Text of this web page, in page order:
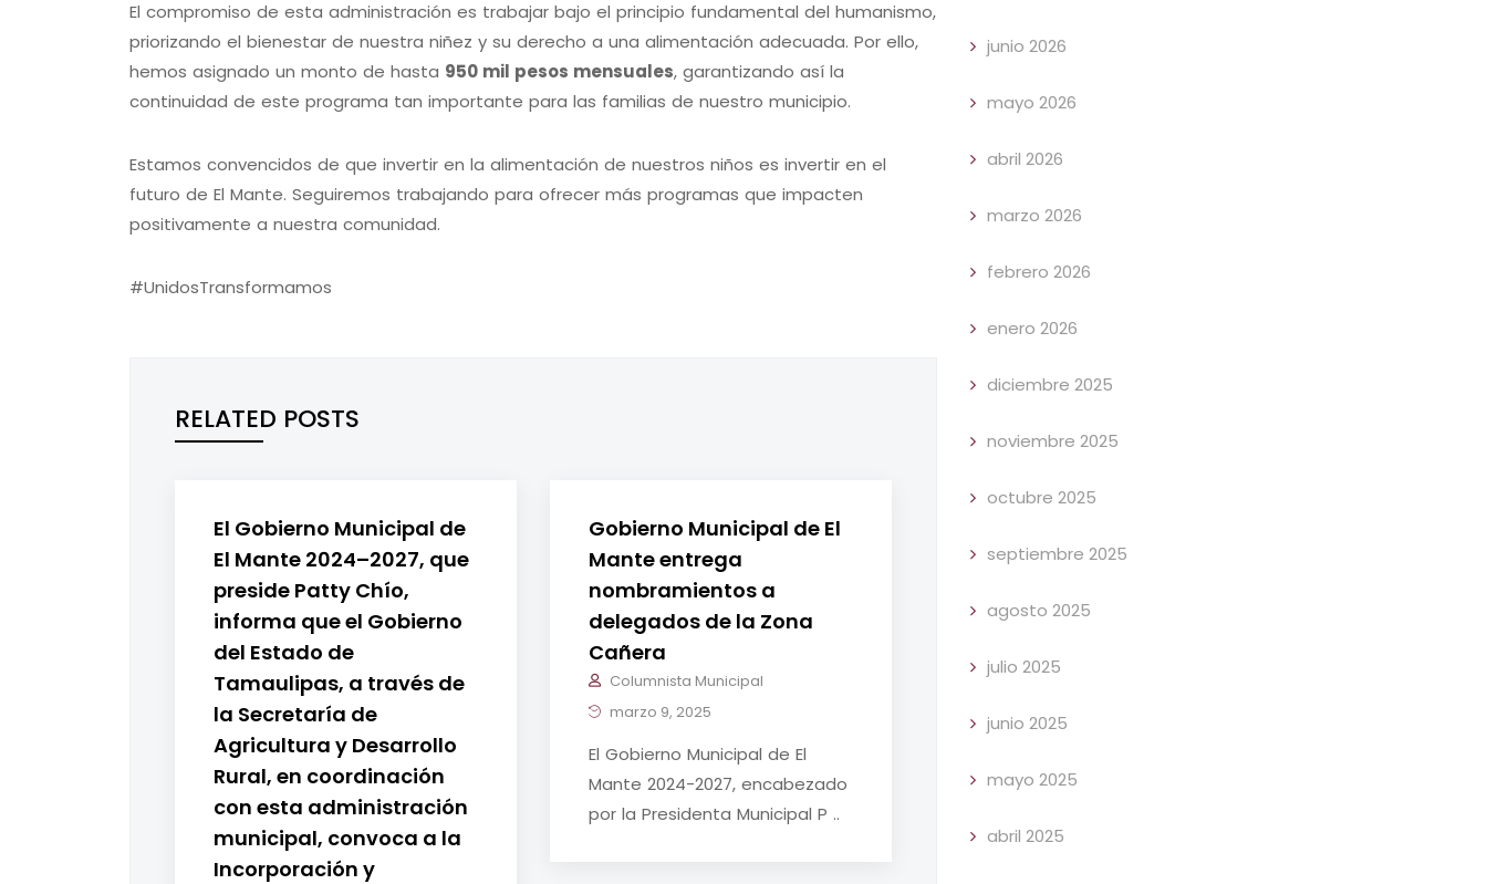
El compromiso de esta administración es trabajar bajo el principio fundamental del humanismo,
priorizando el bienestar de nuestra niñez y su derecho a una alimentación adecuada. Por ello,
hemos asignado un monto de hasta 950 mil pesos mensuales, garantizando así la
continuidad de este programa tan importante para las familias de nuestro municipio.
Estamos convencidos de que invertir en la alimentación de nuestros niños es invertir en el
futuro de El Mante. Seguiremos trabajando para ofrecer más programas que impacten
positivamente a nuestra comunidad.
#UnidosTransformamos
RELATED POSTS
El Gobierno Municipal de
El Mante 2024–2027, que
preside Patty Chío,
informa que el Gobierno
del Estado de
Tamaulipas, a través de
la Secretaría de
Agricultura y Desarrollo
Rural, en coordinación
con esta administración
municipal, convoca a la
Incorporación y
Gobierno Municipal de El
Mante entrega
nombramientos a
delegados de la Zona
Cañera
Columnista Municipal
marzo 9, 2025
El Gobierno Municipal de El
Mante 2024-2027, encabezado
por la Presidenta Municipal P ..
junio 2026
mayo 2026
abril 2026
marzo 2026
febrero 2026
enero 2026
diciembre 2025
noviembre 2025
octubre 2025
septiembre 2025
agosto 2025
julio 2025
junio 2025
mayo 2025
abril 2025